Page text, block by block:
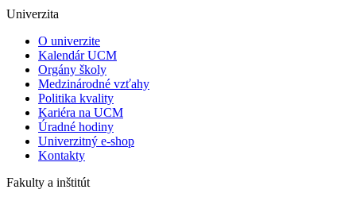
Univerzita
O univerzite
Kalendár UCM
Orgány školy
Medzinárodné vzťahy
Politika kvality
Kariéra na UCM
Úradné hodiny
Univerzitný e-shop
Kontakty
Fakulty a inštitút